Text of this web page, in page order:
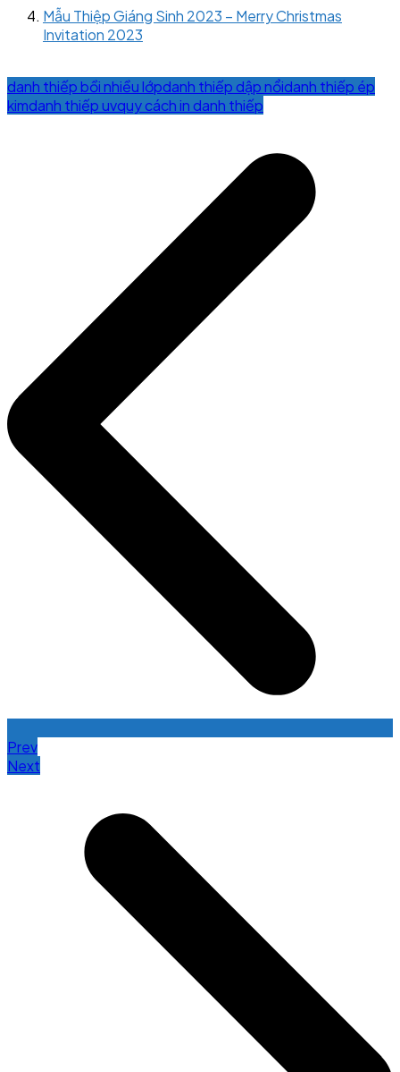
Mẫu Thiệp Giáng Sinh 2023 – Merry Christmas
Invitation 2023
danh thiếp bồi nhiều lớpdanh thiếp dập nổidanh thiếp ép
kimdanh thiếp uvquy cách in danh thiếp
Prev
Next